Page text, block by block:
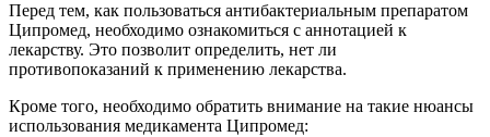
Перед тем, как пользоваться антибактериальным препаратом
Ципромед, необходимо ознакомиться с аннотацией к
лекарству. Это позволит определить, нет ли
противопоказаний к применению лекарства.
Кроме того, необходимо обратить внимание на такие нюансы
использования медикамента Ципромед: